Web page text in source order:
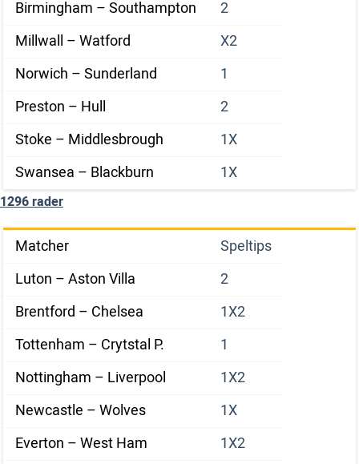
Birmingham – Southampton
2
Millwall – Watford
X2
Norwich – Sunderland
1
Preston – Hull
2
Stoke – Middlesbrough
1X
Swansea – Blackburn
1X
1296 rader
Matcher
Speltips
Luton – Aston Villa
2
Brentford – Chelsea
1X2
Tottenham – Crytstal P.
1
Nottingham – Liverpool
1X2
Newcastle – Wolves
1X
Everton – West Ham
1X2